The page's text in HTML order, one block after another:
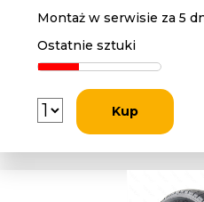
Montaż w serwisie za 5
Ostatnie sztuki
Kup